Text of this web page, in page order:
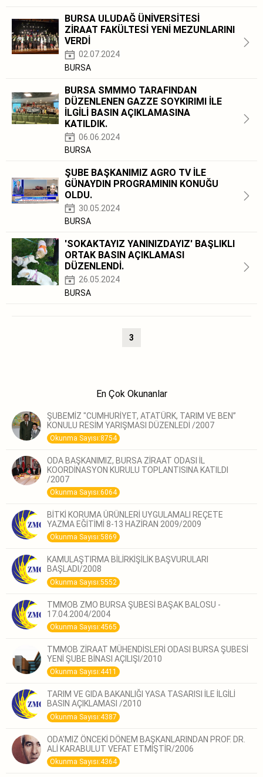
BURSA ULUDAĞ ÜNİVERSİTESİ
ZİRAAT FAKÜLTESİ YENİ MEZUNLARINI
VERDİ
02.07.2024
BURSA
BURSA SMMMO TARAFINDAN
DÜZENLENEN GAZZE SOYKIRIMI İLE
İLGİLİ BASIN AÇIKLAMASINA
KATILDIK.
06.06.2024
BURSA
ŞUBE BAŞKANIMIZ AGRO TV İLE
GÜNAYDIN PROGRAMININ KONUĞU
OLDU.
30.05.2024
BURSA
'SOKAKTAYIZ YANINIZDAYIZ' BAŞLIKLI
ORTAK BASIN AÇIKLAMASI
DÜZENLENDİ.
26.05.2024
BURSA
3
En Çok Okunanlar
ŞUBEMİZ "CUMHURİYET, ATATÜRK, TARIM VE BEN”
KONULU RESİM YARIŞMASI DÜZENLEDİ /2007
Okunma Sayısı:8754
ODA BAŞKANIMIZ, BURSA ZİRAAT ODASI İL
KOORDİNASYON KURULU TOPLANTISINA KATILDI
/2007
Okunma Sayısı:6064
BİTKİ KORUMA ÜRÜNLERİ UYGULAMALI REÇETE
YAZMA EĞİTİMİ 8-13 HAZİRAN 2009/2009
Okunma Sayısı:5869
KAMULAŞTIRMA BİLİRKİŞİLİK BAŞVURULARI
BAŞLADI/2008
Okunma Sayısı:5552
TMMOB ZMO BURSA ŞUBESİ BAŞAK BALOSU -
17.04.2004/2004
Okunma Sayısı:4565
TMMOB ZİRAAT MÜHENDİSLERİ ODASI BURSA ŞUBESİ
YENİ ŞUBE BİNASI AÇILIŞI/2010
Okunma Sayısı:4411
TARIM VE GIDA BAKANLIĞI YASA TASARISI İLE İLGİLİ
BASIN AÇIKLAMASI /2010
Okunma Sayısı:4387
ODA'MIZ ÖNCEKİ DÖNEM BAŞKANLARINDAN PROF. DR.
ALİ KARABULUT VEFAT ETMİŞTİR/2006
Okunma Sayısı:4364